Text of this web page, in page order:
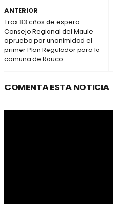
ANTERIOR
Tras 83 años de espera:
Consejo Regional del Maule
aprueba por unanimidad el
primer Plan Regulador para la
comuna de Rauco
COMENTA ESTA NOTICIA